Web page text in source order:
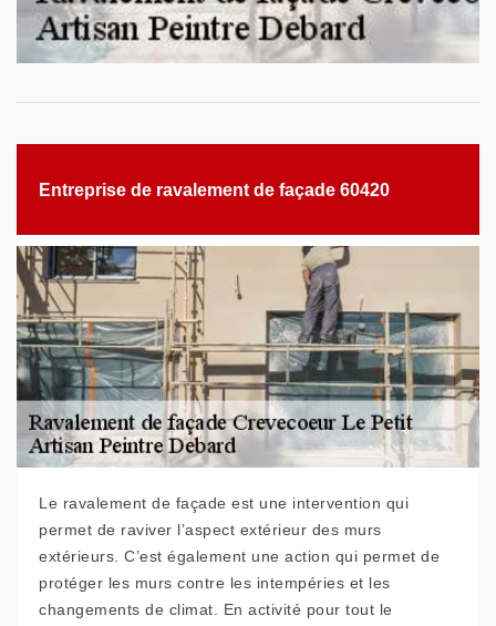
Entreprise de ravalement de façade 60420
Le ravalement de façade est une intervention qui
permet de raviver l’aspect extérieur des murs
extérieurs. C’est également une action qui permet de
protéger les murs contre les intempéries et les
changements de climat. En activité pour tout le